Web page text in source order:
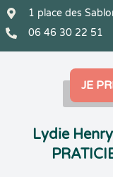
1 place des
06 46 30 22 51
JE
Lydie